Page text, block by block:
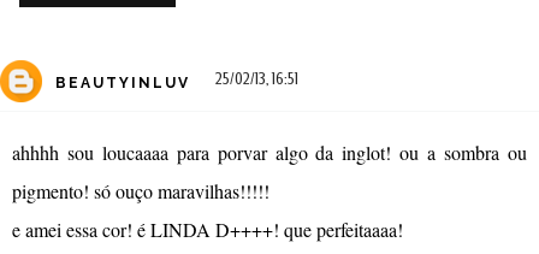
BEAUTYINLUV 25/02/13, 16:51
ahhhh sou loucaaaa para porvar algo da inglot! ou a sombra ou
pigmento! só ouço maravilhas!!!!!
e amei essa cor! é LINDA D++++! que perfeitaaaa!